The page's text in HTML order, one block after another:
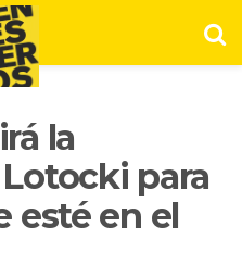
la
para
esté en el